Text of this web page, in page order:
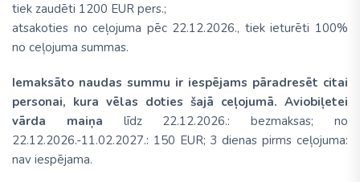
tiek zaudēti 1200 EUR pers.;
atsakoties no ceļojuma pēc 22.12.2026., tiek ieturēti 100%
no ceļojuma summas.
Iemaksāto naudas summu ir iespējams pāradresēt citai
personai, kura vēlas doties šajā ceļojumā. Aviobiļetei
vārda maiņa
līdz 22.12.2026.: bezmaksas; no
22.12.2026.-11.02.2027.: 150 EUR; 3 dienas pirms ceļojuma:
nav iespējama.